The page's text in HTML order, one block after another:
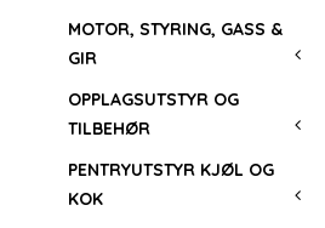
MOTOR, STYRING, GASS &
GIR
OPPLAGSUTSTYR OG
TILBEHØR
PENTRYUTSTYR KJØL OG
KOK